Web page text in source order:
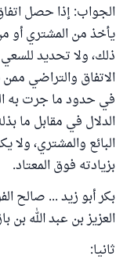
الجواب: إذا حصل
يأخذ من المشتري أو
ذلك، ولا تحديد
الاتفاق والتراضي
في حدود ما جرت به
الدلال في مقابل ما
البائع والمشتري،
بزيادته فوق المعتاد.
بكر أبو زيد ... صالح
العزيز بن عبد الله بن
ثانيا: